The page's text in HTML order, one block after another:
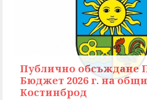
Публично обсъждане
Бюджет 2026 г. на
Костинброд